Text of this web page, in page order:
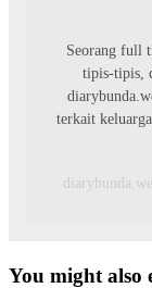
Seorang full
tipis-tipis,
terkait
You might also